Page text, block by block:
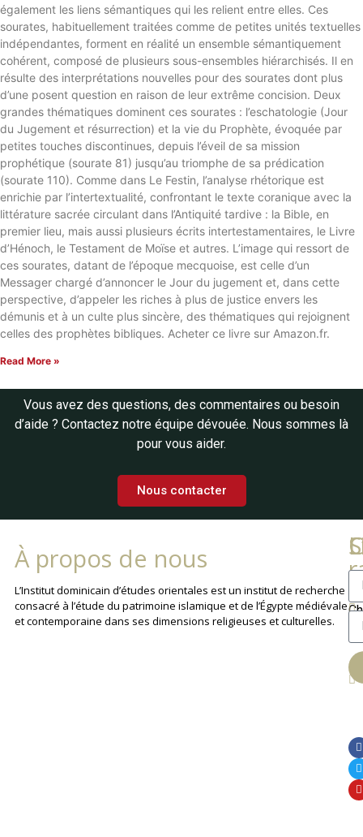
également les liens sémantiques qui les relient entre elles. Ces
sourates, habituellement traitées comme de petites unités textuelles
indépendantes, forment en réalité un ensemble sémantiquement
cohérent, composé de plusieurs sous-ensembles hiérarchisés. Il en
résulte des interprétations nouvelles pour des sourates dont plus
d’une posent question en raison de leur extrême concision. Deux
grandes thématiques dominent ces sourates : l’eschatologie (Jour
du Jugement et résurrection) et la vie du Prophète, évoquée par
petites touches discontinues, depuis l’éveil de sa mission
prophétique (sourate 81) jusqu’au triomphe de sa prédication
(sourate 110). Comme dans Le Festin, l’analyse rhétorique est
enrichie par l’intertextualité, confrontant le texte coranique avec la
littérature sacrée circulant dans l’Antiquité tardive : la Bible, en
premier lieu, mais aussi plusieurs écrits intertestamentaires, le Livre
d’Hénoch, le Testament de Moïse et autres. L’image qui ressort de
ces sourates, datant de l’époque mecquoise, est celle d’un
Messager chargé d’annoncer le Jour du jugement et, dans cette
perspective, d’appeler les riches à plus de justice envers les
démunis et à un culte plus sincère, des thématiques qui rejoignent
celles des prophètes bibliques. Acheter ce livre sur Amazon.fr.
Read More »
Vous avez des questions, des commentaires ou besoin
d’aide ? Contactez notre équipe dévouée. Nous sommes là
pour vous aider.
Nous contacter
À propos de nous
L’Institut dominicain d’études orientales est un institut de recherche
consacré à l’étude du patrimoine islamique et de l’Égypte médiévale
et contemporaine dans ses dimensions religieuses et culturelles.
La